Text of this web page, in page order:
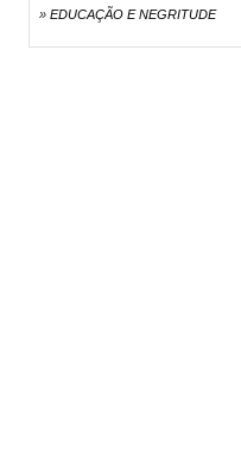
» EDUCAÇÃO E NEGRITUDE